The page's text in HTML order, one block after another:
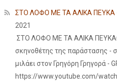
ΣΤΟ ΛΟΦΟ ΜΕ ΤΑ ΑΛΙΚΑ ΠΕΥΚΑ
2021
ΣΤΟ ΛΟΦΟ ΜΕ ΤΑ ΑΛΙΚΑ
σκηνοθέτης της παράστασης -
μιλάει στον Γρηγόρη Γρηγορά -
https://www.youtube.com/